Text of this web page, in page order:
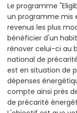
Le programme
un programme mis
revenus les plus
bénéficier d'un
rénover celui-ci au
national de
est en situation de
dépenses
compte ainsi près
de précarité